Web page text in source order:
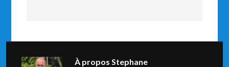
À proposStephane